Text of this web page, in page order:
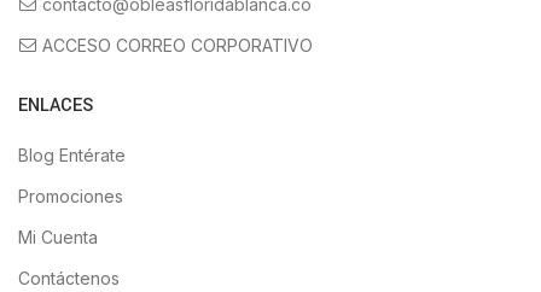
ACCESO CORREO CORPORATIVO
ENLACES
Blog Entérate
Promociones
Mi Cuenta
Contáctenos